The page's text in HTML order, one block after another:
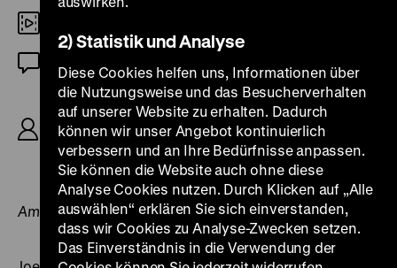
Stummfilm (deutsche ZT)
R: Joe May, B: Thea von Harbou, Fritz Lang, K:
Werner Brandes, D: Olaf Fønss, Mia May, Conrad
Veidt, Erna Morena, Bernhard Goetzke, Lya de
Putti, 132’ (Teil 1) + 110’ (Teil 2)
Am Flügel: Eunice Martins
2) Statistik und Analyse
Diese Cookies helfen uns, Informationen über
die Nutzungsweise und das Besucherverhalten
auf unserer Website zu erhalten. Dadurch
können wir unser Angebot kontinuierlich
verbessern und an Ihre Bedürfnisse anpassen.
Sie können die Website auch ohne diese
Analyse Cookies nutzen. Durch Klicken auf „Alle
auswählen“ erklären Sie sich einverstanden,
dass wir Cookies zu Analyse-Zwecken setzen.
Das Einverständnis in die Verwendung der